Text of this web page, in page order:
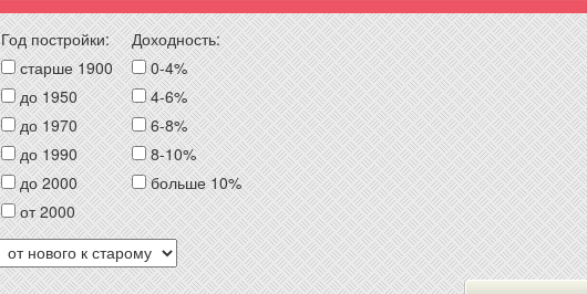
Год постройки:
старше 1900
до 1950
до 1970
до 1990
до 2000
от 2000
Доходность:
0-4%
4-6%
6-8%
8-10%
больше 10%